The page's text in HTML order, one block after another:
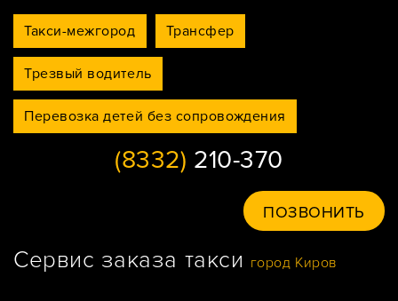
Такси-межгород Трансфер
Трезвый водитель
Перевозка детей без сопровождения
(8332) 210-370
ПОЗВОНИТЬ
Сервис заказа такси город Киров